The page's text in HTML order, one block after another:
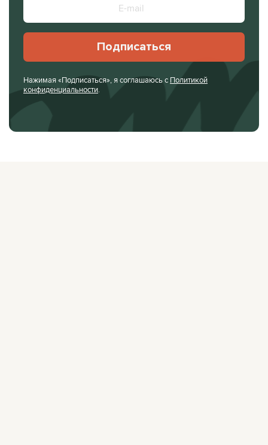
Подписаться
Нажимая «Подписаться», я соглашаюсь с Политикой
конфиденциальности.